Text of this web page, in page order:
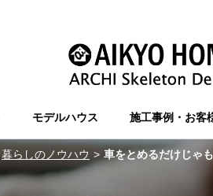
モデルハウス 施工事例・お客
暮らしのノウハウ 車をとめるだけじゃもったい